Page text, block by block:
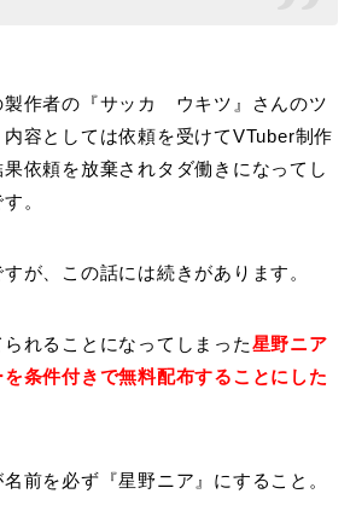
製作者の『サッカ ウキツ』さんのツ
容としては依頼を受けてVTuber制作
依頼を放棄されタダ働きになってし
。
が、この話には続きがあります。
れることになってしまった星野ニア
条件付きで無料配布することにした
前を必ず『星野ニア』にすること。